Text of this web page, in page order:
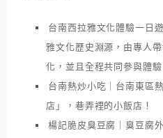
台南西拉雅文化體驗一日
雅文化歷史淵源，由專人
化，並且全程共同參與體驗
台南熱炒小吃｜台南東區
店」，巷弄裡的小飯店！
楊記脆皮臭豆腐｜臭豆腐